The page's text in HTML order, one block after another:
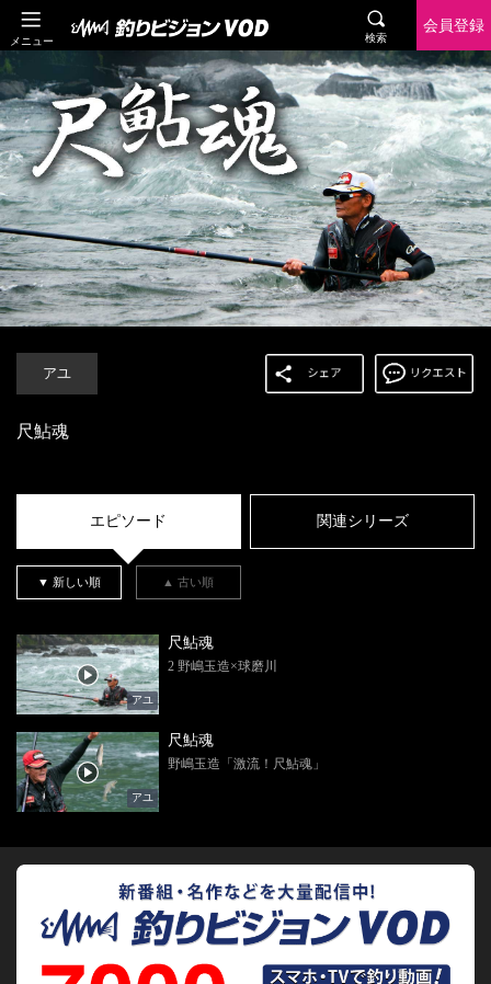
メニュー 検索
会員登録
アユ
尺鮎魂
エピソード 関連シリーズ
▼ 新しい順 ▲ 古い順
アユ
尺鮎魂
2 野嶋玉造×球磨川
アユ
尺鮎魂
野嶋玉造「激流！尺鮎魂」